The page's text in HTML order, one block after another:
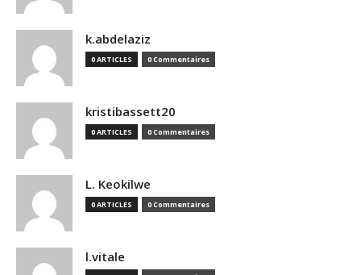
k.abdelaziz
0 ARTICLES 0 Commentaires
kristibassett20
0 ARTICLES 0 Commentaires
L. Keokilwe
0 ARTICLES 0 Commentaires
l.vitale